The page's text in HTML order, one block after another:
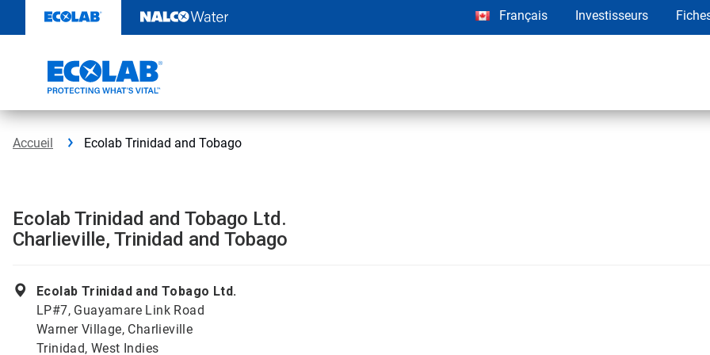
contenu​​​​​​​
Français Investisseurs
Accueil Ecolab Trinidad and Tobago
Ecolab Trinidad and Tobago Ltd.
Charlieville, Trinidad and Tobago
Ecolab Trinidad and Tobago Ltd.
LP#7, Guayamare Link Road
Warner Village, Charlieville
Trinidad, West Indies